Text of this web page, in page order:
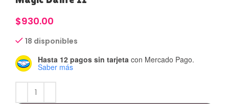
$930.00
18 disponibles
Hasta 12 pagos sin tarjeta con Mercado Pago.
Saber más